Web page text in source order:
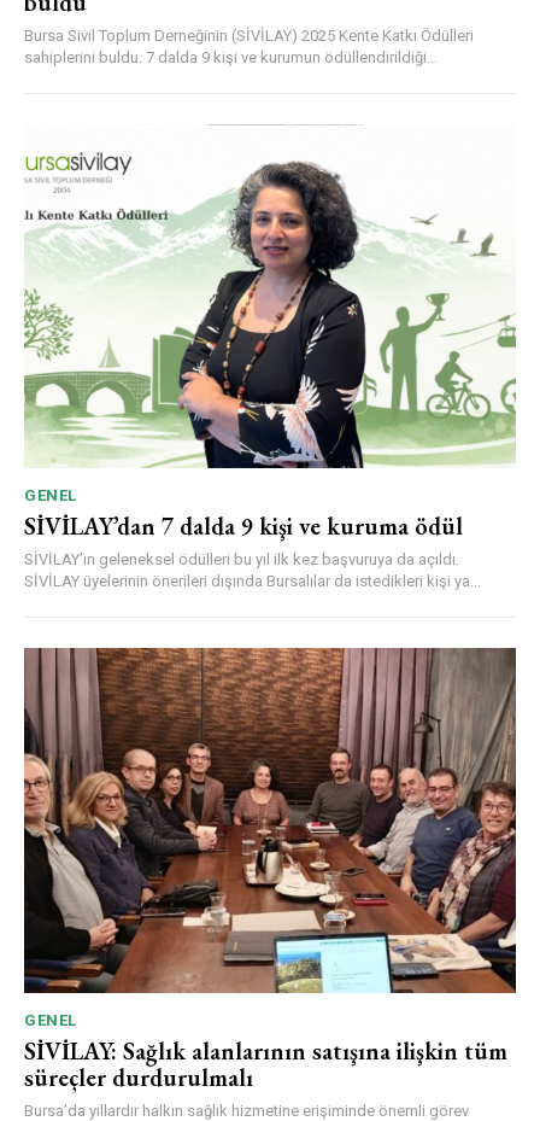
Bursa Sivil Toplum Derneğinin (SİVİLAY) 2025 Kente Katkı Ödülleri
sahiplerini buldu. 7 dalda 9 kişi ve kurumun ödüllendirildiği...
GENEL
SİVİLAY’dan 7 dalda 9 kişi ve kuruma ödül
SİVİLAY’ın geleneksel ödülleri bu yıl ilk kez başvuruya da açıldı.
SİVİLAY üyelerinin önerileri dışında Bursalılar da istedikleri kişi ya...
GENEL
SİVİLAY: Sağlık alanlarının satışına ilişkin tüm
süreçler durdurulmalı
Bursa’da yıllardır halkın sağlık hizmetine erişiminde önemli görev